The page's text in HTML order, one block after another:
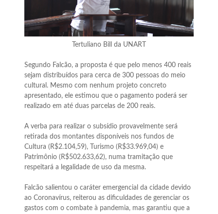
Tertuliano Bill da UNART
Segundo Falcão, a proposta é que pelo menos 400 reais
sejam distribuídos para cerca de 300 pessoas do meio
cultural. Mesmo com nenhum projeto concreto
apresentado, ele estimou que o pagamento poderá ser
realizado em até duas parcelas de 200 reais.
A verba para realizar o subsídio provavelmente será
retirada dos montantes disponíveis nos fundos de
Cultura (R$2.104,59), Turismo (R$33.969,04) e
Patrimônio (R$502.633,62), numa tramitação que
respeitará a legalidade de uso da mesma.
Falcão salientou o caráter emergencial da cidade devido
ao Coronavírus, reiterou as dificuldades de gerenciar os
gastos com o combate à pandemia, mas garantiu que a